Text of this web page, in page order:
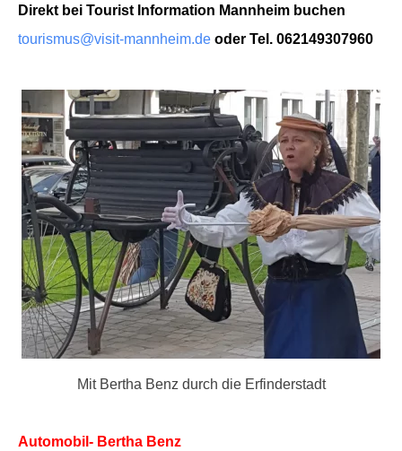
Direkt bei Tourist Information Mannheim buchen
tourismus@visit-mannheim.de oder Tel. 062149307960
Mit Bertha Benz durch die Erfinderstadt
Automobil- Bertha Benz